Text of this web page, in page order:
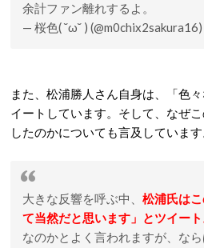
余計ファン離れするよ。
— 桜色( ˘ω˘ ) (@m0chix2sakura16)
また、松浦勝人さん自身は、「色
イートしています。そして、なぜ
したのかについても言及しています
大きな反響を呼ぶ中、 松浦氏は
て当然だと思います」とツイート
なのかとよく言われますが、な